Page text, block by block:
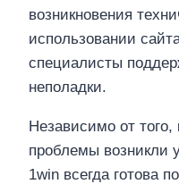
возникновения
использовании
специалисты
неполадки.
Независимо от
проблемы возникли
1win всегда готова